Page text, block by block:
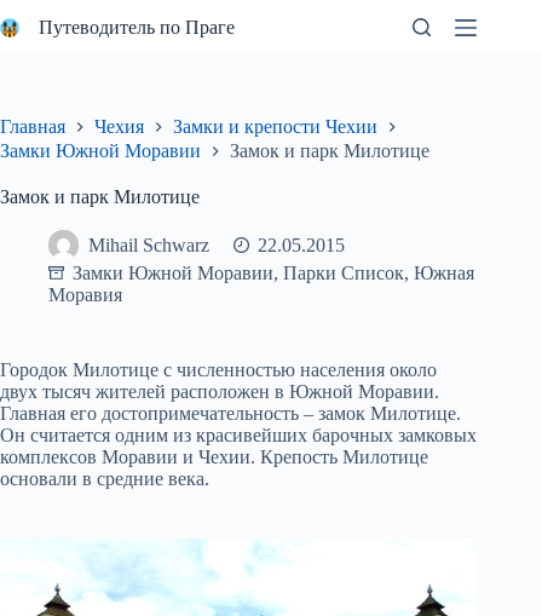
к
Путеводитель по Праге
Главная Чехия
Замки и крепости Чехии
Замки Южной Моравии
Замок и парк Милотице
Замок и парк Милотице
Mihail Schwarz
22.05.2015
Замки Южной Моравии, Парки Список, Южная
Моравия
Городок Милотице с численностью населения около
двух тысяч жителей расположен в Южной Моравии.
Главная его достопримечательность – замок Милотице.
Он считается одним из красивейших барочных замковых
комплексов Моравии и Чехии. Крепость Милотице
основали в средние века.